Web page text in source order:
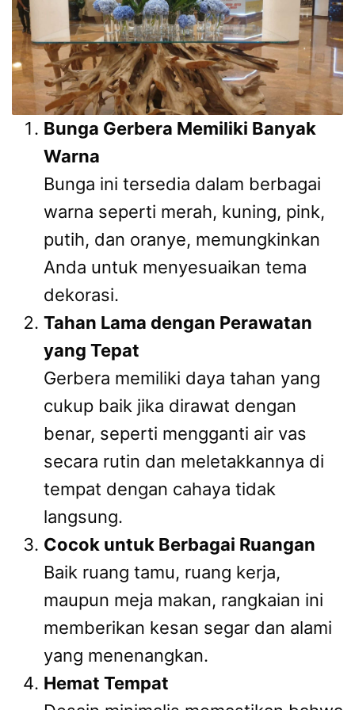
Bunga Gerbera Memiliki Banyak
Warna
Bunga ini tersedia dalam berbagai
warna seperti merah, kuning, pink,
putih, dan oranye, memungkinkan
Anda untuk menyesuaikan tema
dekorasi.
Tahan Lama dengan Perawatan
yang Tepat
Gerbera memiliki daya tahan yang
cukup baik jika dirawat dengan
benar, seperti mengganti air vas
secara rutin dan meletakkannya di
tempat dengan cahaya tidak
langsung.
Cocok untuk Berbagai Ruangan
Baik ruang tamu, ruang kerja,
maupun meja makan, rangkaian ini
memberikan kesan segar dan alami
yang menenangkan.
Hemat Tempat